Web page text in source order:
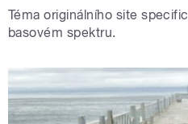
Téma originálního site
basovém spektru.